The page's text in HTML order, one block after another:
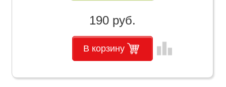
190 руб.
В корзину leaderboard